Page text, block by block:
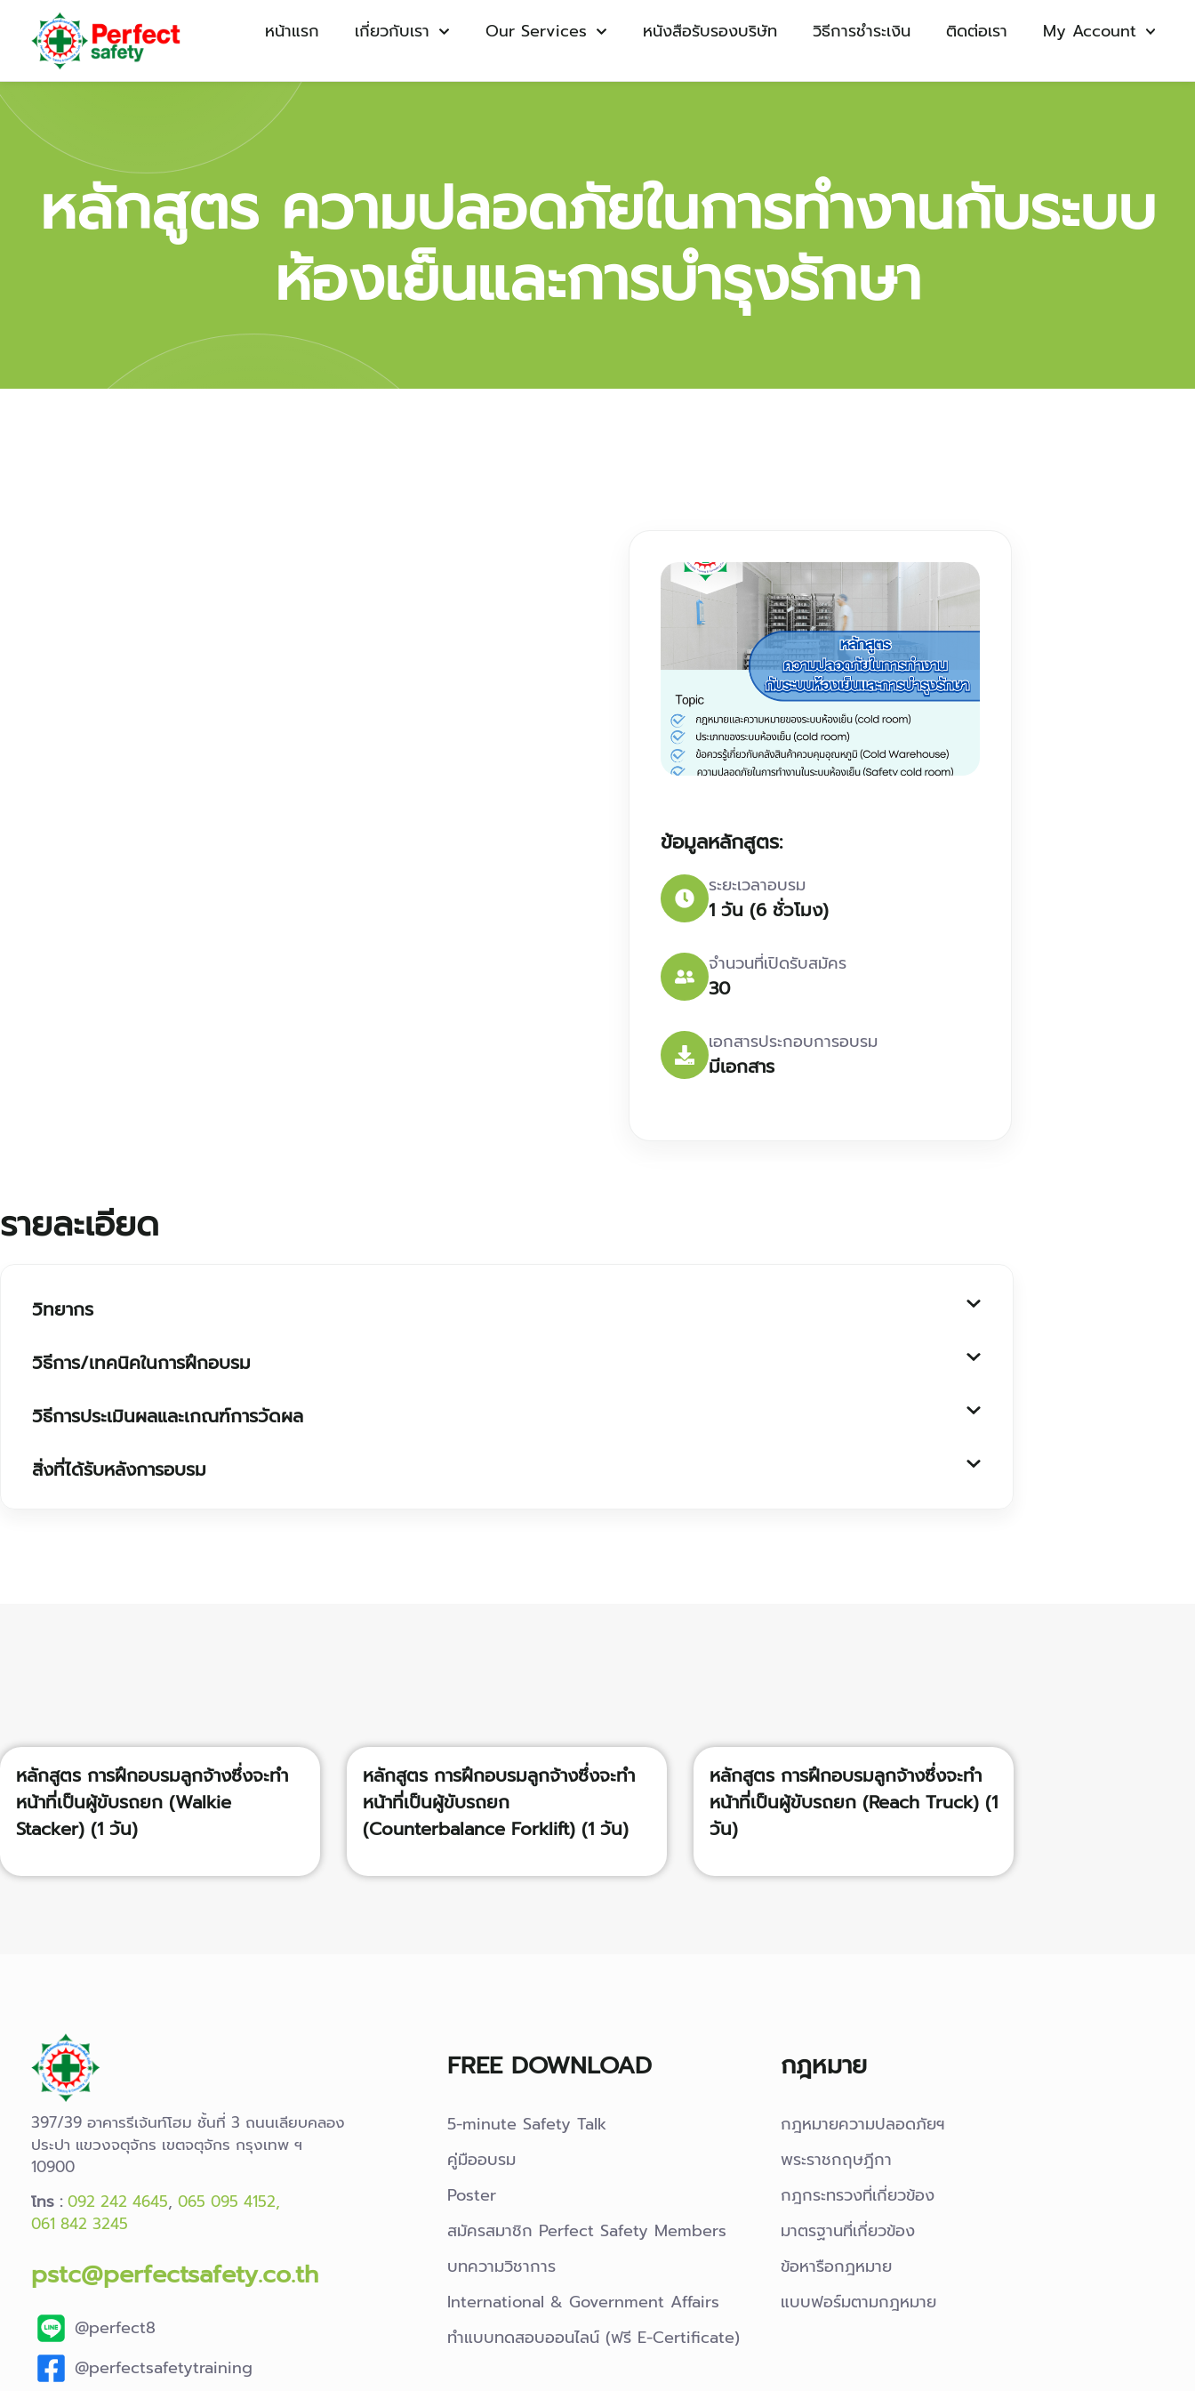
หน้าแรก เกี่ยวกับเรา Our Services หนังสือรับรองบริษัท วิธีการชำระเงิน ติดต่อเรา My Account
หลักสูตร ความปลอดภัยในการทำงานกับระบบ
ห้องเย็นและการบำรุงรักษา
ข้อมูลหลักสูตร:
ระยะเวลาอบรม
1 วัน (6 ชั่วโมง)
จำนวนที่เปิดรับสมัคร
30
เอกสารประกอบการอบรม
มีเอกสาร
รายละเอียด
วิทยากร
วิธีการ/เทคนิคในการฝึกอบรม
วิธีการประเมินผลและเกณฑ์การวัดผล
สิ่งที่ได้รับหลังการอบรม
หลักสูตร การฝึกอบรมลูกจ้างซึ่งจะทำ
หน้าที่เป็นผู้ขับรถยก (Walkie
Stacker) (1 วัน)
หลักสูตร การฝึกอบรมลูกจ้างซึ่งจะทำ
หน้าที่เป็นผู้ขับรถยก
(Counterbalance Forklift) (1 วัน)
หลักสูตร การฝึกอบรมลูกจ้างซึ่งจะทำ
หน้าที่เป็นผู้ขับรถยก (Reach Truck) (1
วัน)
397/39 อาคารรีเจ้นท์โฮม ชั้นที่ 3 ถนนเลียบคลอง
ประปา แขวงจตุจักร เขตจตุจักร กรุงเทพ ฯ
10900
โทร : 092 242 4645,065 095 4152,
061 842 3245
pstc@perfectsafety.co.th
@perfect8
@perfectsafetytraining
FREE DOWNLOAD
5-minute Safety Talk
คู่มืออบรม
Poster
สมัครสมาชิก Perfect Safety Members
บทความวิชาการ
International & Government Affairs
ทำแบบทดสอบออนไลน์ (ฟรี E-Certificate)
กฎหมาย
กฎหมายความปลอดภัยฯ
พระราชกฤษฎีกา
กฎกระทรวงที่เกี่ยวข้อง
มาตรฐานที่เกี่ยวข้อง
ข้อหารือกฎหมาย
แบบฟอร์มตามกฎหมาย